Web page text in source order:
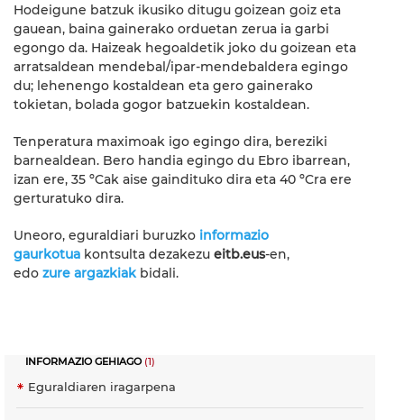
Hodeigune batzuk ikusiko ditugu goizean goiz eta
gauean, baina gainerako orduetan zerua ia garbi
egongo da. Haizeak hegoaldetik joko du goizean eta
arratsaldean mendebal/ipar-mendebaldera egingo
du; lehenengo kostaldean eta gero gainerako
tokietan, bolada gogor batzuekin kostaldean.
Tenperatura maximoak igo egingo dira, bereziki
barnealdean. Bero handia egingo du Ebro ibarrean,
izan ere, 35 ºCak aise gaindituko dira eta 40 ºCra ere
gerturatuko dira.
Uneoro, eguraldiari buruzko informazio
gaurkotua kontsulta dezakezu eitb.eus-en,
edo zure argazkiakbidali.
INFORMAZIO GEHIAGO(1)
Eguraldiaren iragarpena